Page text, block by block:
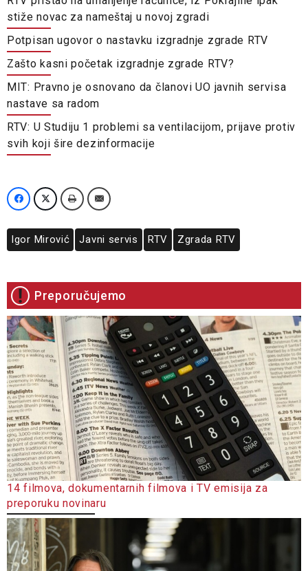
stiže novac za nameštaj u novoj zgradi
Potpisan ugovor o nastavku izgradnje zgrade RTV
Zašto kasni početak izgradnje zgrade RTV?
MIT: Pravno je osnovano da članovi UO javnih servisa
nastave sa radom
RTV: U Studiju 1 problemi sa ventilacijom, prijave protiv
svih koji šire dezinformacije
Igor Mirović Javni servis RTV Zgrada RTV
Preporučujemo
14 filmova, dokumentarnih filmova i TV emisija za
preporuku novinaru